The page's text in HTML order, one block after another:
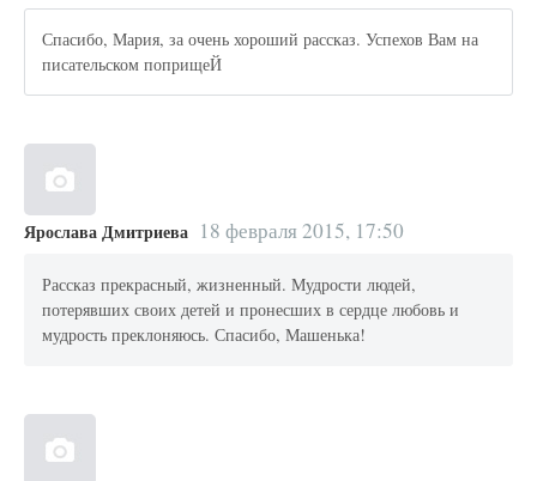
Спасибо, Мария, за очень хороший рассказ. Успехов Вам на
писательском поприщеЙ
Ярослава Дмитриева 18 февраля 2015, 17:50
Рассказ прекрасный, жизненный. Мудрости людей,
потерявших своих детей и пронесших в сердце любовь и
мудрость преклоняюсь. Спасибо, Машенька!